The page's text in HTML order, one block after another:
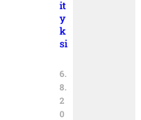
it
y
k
si
6.
8.
2
0